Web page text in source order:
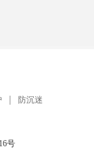
防沉迷
号